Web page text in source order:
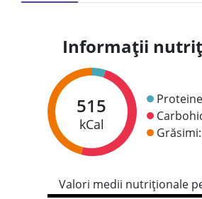
Informații
515
kCal
Grăsimi:
Valori medii nutriționale